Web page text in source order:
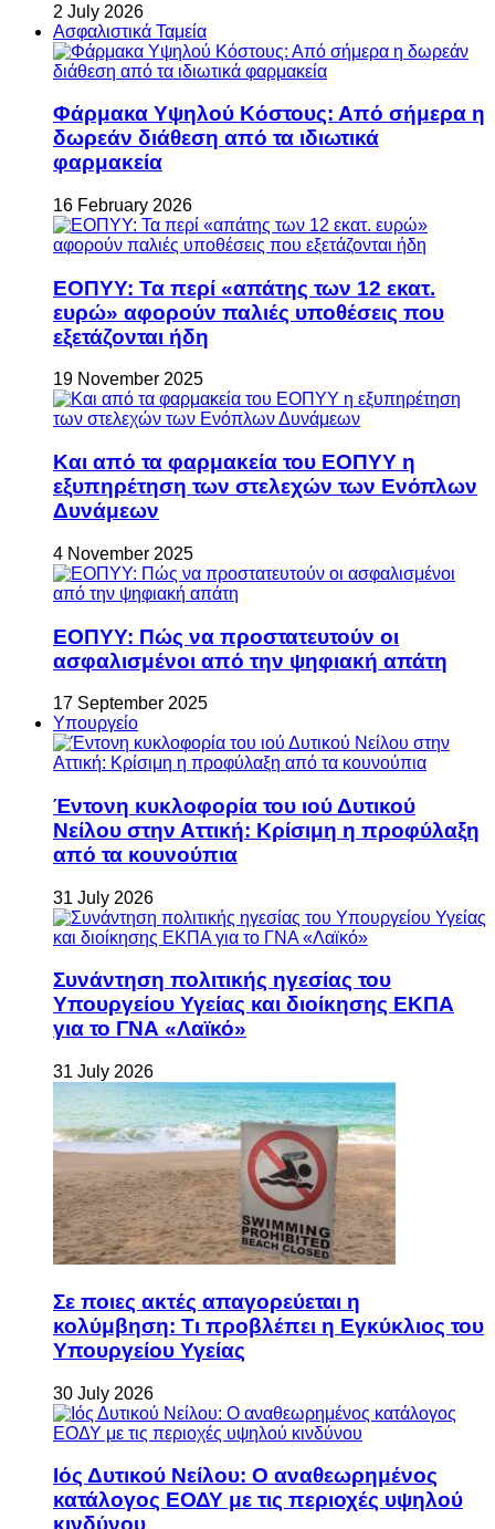
2 July 2026
Ασφαλιστικά Ταμεία
Φάρμακα Υψηλού Κόστους: Από σήμερα η
δωρεάν διάθεση από τα ιδιωτικά
φαρμακεία
16 February 2026
ΕΟΠΥΥ: Τα περί «απάτης των 12 εκατ.
ευρώ» αφορούν παλιές υποθέσεις που
εξετάζονται ήδη
19 November 2025
Και από τα φαρμακεία του ΕΟΠΥΥ η
εξυπηρέτηση των στελεχών των Ενόπλων
Δυνάμεων
4 November 2025
ΕΟΠΥΥ: Πώς να προστατευτούν οι
ασφαλισμένοι από την ψηφιακή απάτη
17 September 2025
Υπουργείο
Έντονη κυκλοφορία του ιού Δυτικού
Νείλου στην Αττική: Κρίσιμη η προφύλαξη
από τα κουνούπια
31 July 2026
Συνάντηση πολιτικής ηγεσίας του
Υπουργείου Υγείας και διοίκησης ΕΚΠΑ
για το ΓΝΑ «Λαϊκό»
31 July 2026
Σε ποιες ακτές απαγορεύεται η
κολύμβηση: Τι προβλέπει η Εγκύκλιος του
Υπουργείου Υγείας
30 July 2026
Ιός Δυτικού Νείλου: Ο αναθεωρημένος
κατάλογος ΕΟΔΥ με τις περιοχές υψηλού